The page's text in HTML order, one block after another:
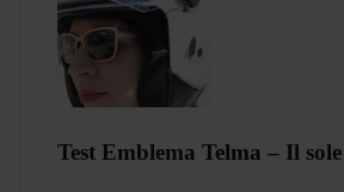
Test Emblema Telma – Il sole